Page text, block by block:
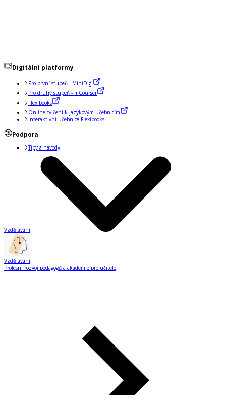
Digitální platformy
Pro první stupeň - MiniDigi
Pro druhý stupeň - mCourser
Flexibooks
Online cvičení k jazykovým učebnicím
Interaktivní učebnice Flexibooks
Podpora
Tipy a návody
Vzdělávání
Vzdělávání
Profesní rozvoj pedagogů a akademie pro učitele